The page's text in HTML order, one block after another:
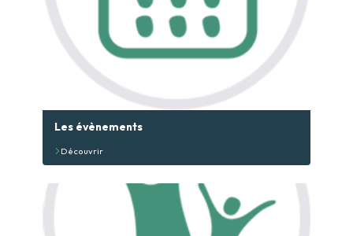
Les évènements
Découvrir